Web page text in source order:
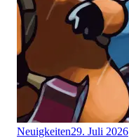
Neuigkeiten29. Juli 2026